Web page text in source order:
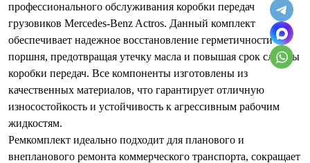
профессионального обслуживания коробки передач
грузовиков Mercedes-Benz Actros. Данный комплект
обеспечивает надежное восстановление герметичности
поршня, предотвращая утечку масла и повышая срок службы
коробки передач. Все компоненты изготовлены из
качественных материалов, что гарантирует отличную
износостойкость и устойчивость к агрессивным рабочим
жидкостям.
Ремкомплект идеально подходит для планового и
внепланового ремонта коммерческого транспорта, сокращает